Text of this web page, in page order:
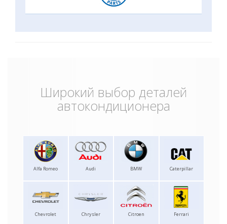
Широкий выбор деталей
автокондиционера
Alfa Romeo Audi BMW Caterpillar
Chevrolet Chrysler Citroen Ferrari